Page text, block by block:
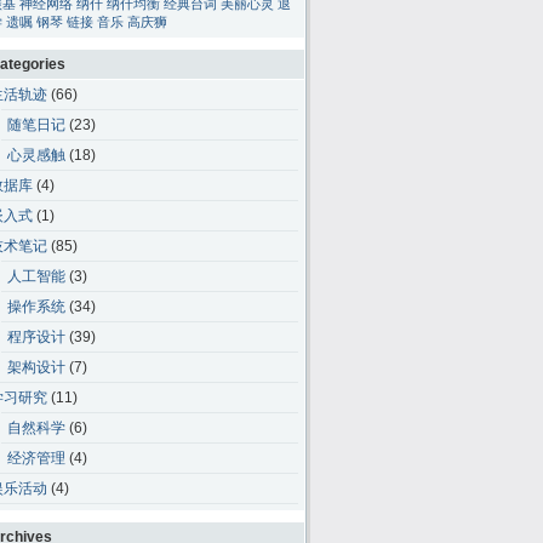
基 神经网络 纳什 纳什均衡 经典台词 美丽心灵 退
遗嘱 钢琴 链接 音乐 高庆狮
活轨迹 (66)
随笔日记 (23)
心灵感触 (18)
据库 (4)
入式 (1)
术笔记 (85)
人工智能 (3)
操作系统 (34)
程序设计 (39)
架构设计 (7)
习研究 (11)
自然科学 (6)
经济管理 (4)
乐活动 (4)